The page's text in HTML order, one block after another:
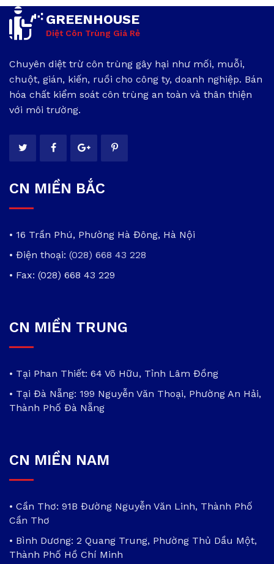
GREENHOUSE
Diệt Côn Trùng Giá Rẻ
Chuyên diệt trừ côn trùng gây hại như mối, muỗi,
chuột, gián, kiến, ruồi cho công ty, doanh nghiệp. Bán
hóa chất kiểm soát côn trùng an toàn và thân thiện
với môi trường.
CN MIỀN BẮC
• 16 Trần Phú, Phường Hà Đông, Hà Nội
• Điện thoại: (028) 668 43 228
• Fax: (028) 668 43 229
CN MIỀN TRUNG
• Tại Phan Thiết: 64 Võ Hữu, Tỉnh Lâm Đồng
• Tại Đà Nẵng: 199 Nguyễn Văn Thoại, Phường An Hải,
Thành Phố Đà Nẵng
CN MIỀN NAM
• Cần Thơ: 91B Đường Nguyễn Văn Linh, Thành Phố
Cần Thơ
• Bình Dương: 2 Quang Trung, Phường Thủ Dầu Một,
Thành Phố Hồ Chí Minh